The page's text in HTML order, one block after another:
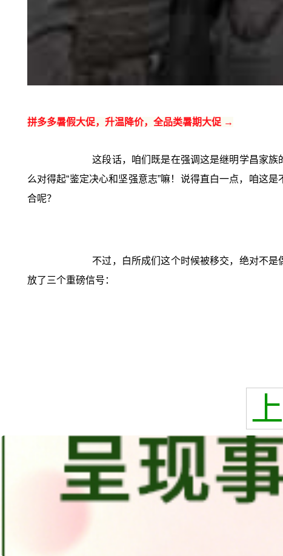
拼多多暑假大促，升温降价，全品类暑期大促 →
这段话，咱们既是在强调这是继明学昌家
么对得起“鉴定决心和坚强意志”嘛！说得直白一点，咱这
合呢？
不过，白所成们这个时候被移交，绝对不
放了三个重磅信号：